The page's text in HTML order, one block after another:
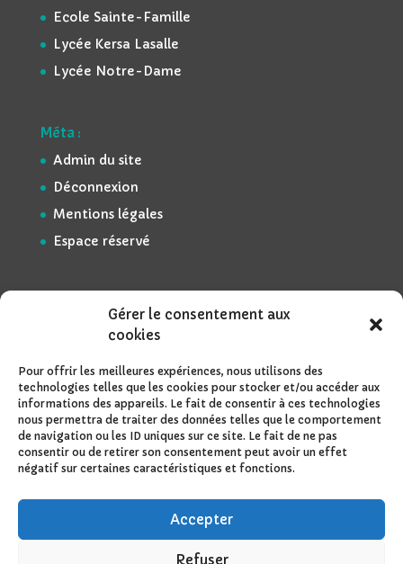
Gérer le consentement aux
cookies
Pour offrir les meilleures expériences, nous utilisons des
technologies telles que les cookies pour stocker et/ou accéder aux
informations des appareils. Le fait de consentir à ces technologies
nous permettra de traiter des données telles que le comportement
de navigation ou les ID uniques sur ce site. Le fait de ne pas
consentir ou de retirer son consentement peut avoir un effet
négatif sur certaines caractéristiques et fonctions.
Accepter
Refuser
Ecole Sainte-Famille
Lycée Kersa Lasalle
Lycée Notre-Dame
Méta :
Admin du site
Déconnexion
Mentions légales
Espace réservé